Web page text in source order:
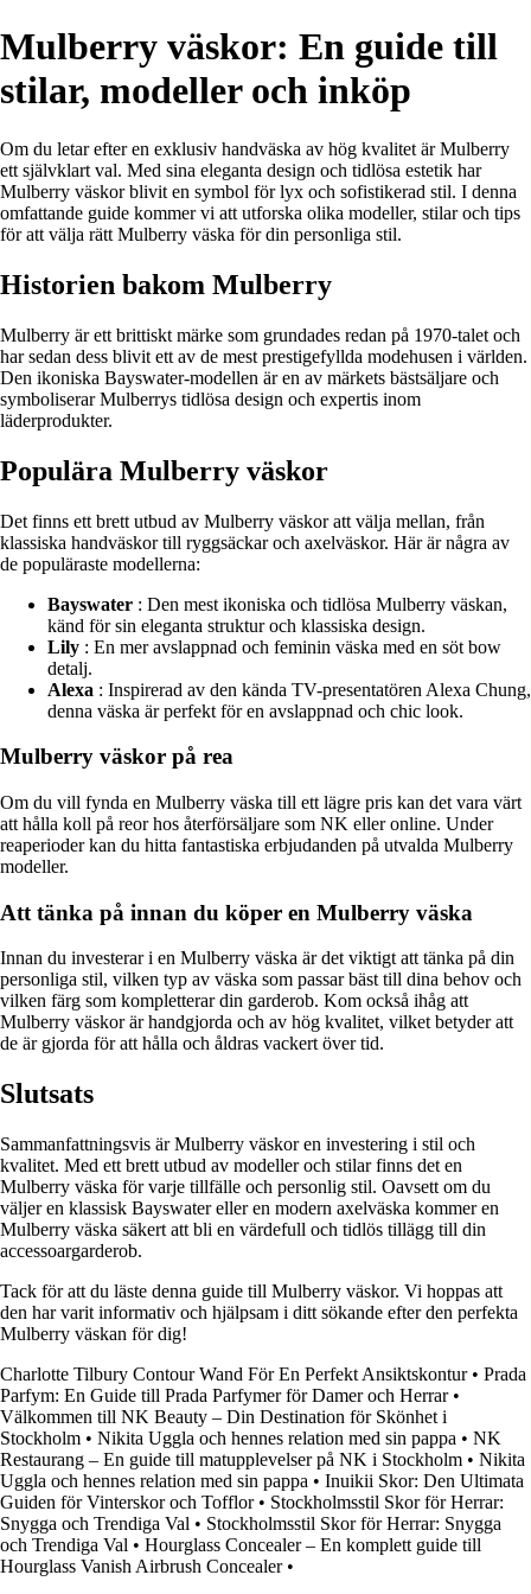
Mulberry väskor: En guide till
stilar, modeller och inköp
Om du letar efter en exklusiv handväska av hög kvalitet är Mulberry
ett självklart val. Med sina eleganta design och tidlösa estetik har
Mulberry väskor blivit en symbol för lyx och sofistikerad stil. I denna
omfattande guide kommer vi att utforska olika modeller, stilar och tips
för att välja rätt Mulberry väska för din personliga stil.
Historien bakom Mulberry
Mulberry är ett brittiskt märke som grundades redan på 1970-talet och
har sedan dess blivit ett av de mest prestigefyllda modehusen i världen.
Den ikoniska Bayswater-modellen är en av märkets bästsäljare och
symboliserar Mulberrys tidlösa design och expertis inom
läderprodukter.
Populära Mulberry väskor
Det finns ett brett utbud av Mulberry väskor att välja mellan, från
klassiska handväskor till ryggsäckar och axelväskor. Här är några av
de populäraste modellerna:
Bayswater : Den mest ikoniska och tidlösa Mulberry väskan,
känd för sin eleganta struktur och klassiska design.
Lily : En mer avslappnad och feminin väska med en söt bow
detalj.
Alexa : Inspirerad av den kända TV-presentatören Alexa Chung,
denna väska är perfekt för en avslappnad och chic look.
Mulberry väskor på rea
Om du vill fynda en Mulberry väska till ett lägre pris kan det vara värt
att hålla koll på reor hos återförsäljare som NK eller online. Under
reaperioder kan du hitta fantastiska erbjudanden på utvalda Mulberry
modeller.
Att tänka på innan du köper en Mulberry väska
Innan du investerar i en Mulberry väska är det viktigt att tänka på din
personliga stil, vilken typ av väska som passar bäst till dina behov och
vilken färg som kompletterar din garderob. Kom också ihåg att
Mulberry väskor är handgjorda och av hög kvalitet, vilket betyder att
de är gjorda för att hålla och åldras vackert över tid.
Slutsats
Sammanfattningsvis är Mulberry väskor en investering i stil och
kvalitet. Med ett brett utbud av modeller och stilar finns det en
Mulberry väska för varje tillfälle och personlig stil. Oavsett om du
väljer en klassisk Bayswater eller en modern axelväska kommer en
Mulberry väska säkert att bli en värdefull och tidlös tillägg till din
accessoargarderob.
Tack för att du läste denna guide till Mulberry väskor. Vi hoppas att
den har varit informativ och hjälpsam i ditt sökande efter den perfekta
Mulberry väskan för dig!
Charlotte Tilbury Contour Wand För En Perfekt Ansiktskontur• Prada
Parfym: En Guide till Prada Parfymer för Damer och Herrar•
Välkommen till NK Beauty – Din Destination för Skönhet i
Stockholm • Nikita Uggla och hennes relation med sin pappa • NK
Restaurang – En guide till matupplevelser på NK i Stockholm • Nikita
Uggla och hennes relation med sin pappa • Inuikii Skor: Den Ultimata
Guiden för Vinterskor och Tofflor• Stockholmsstil Skor för Herrar:
Snygga och Trendiga Val • Stockholmsstil Skor för Herrar: Snygga
och Trendiga Val • Hourglass Concealer – En komplett guide till
Hourglass Vanish Airbrush Concealer•